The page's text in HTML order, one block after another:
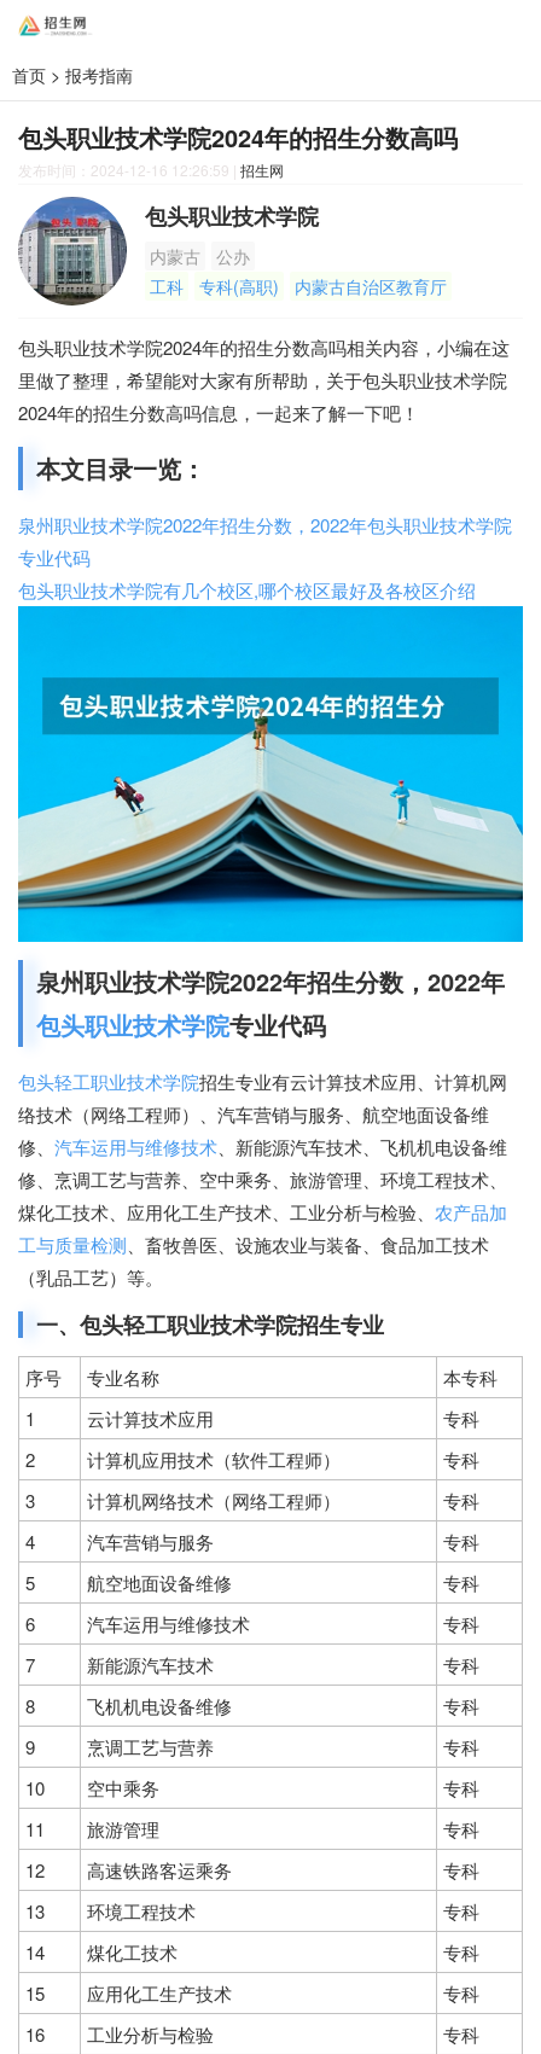
首页 > 报考指南
包头职业技术学院2024年的招生分数高吗
发布时间：2024-12-16 12:26:59 | 招生网
包头职业技术学院
内蒙古
公办
工科
专科(高职) 内蒙古自治区教育厅
包头职业技术学院2024年的招生分数高吗相关内容，小编在这
里做了整理，希望能对大家有所帮助，关于包头职业技术学院
2024年的招生分数高吗信息，一起来了解一下吧！
本文目录一览：
泉州职业技术学院2022年招生分数，2022年包头职业技术学院
专业代码
包头职业技术学院有几个校区,哪个校区最好及各校区介绍
泉州职业技术学院2022年招生分数，2022年
包头职业技术学院专业代码
包头轻工职业技术学院招生专业有云计算技术应用、计算机网
络技术（网络工程师）、汽车营销与服务、航空地面设备维
修、 汽车运用与维修技术、新能源汽车技术、飞机机电设备维
修、烹调工艺与营养、空中乘务、旅游管理、环境工程技术、
煤化工技术、应用化工生产技术、工业分析与检验、 农产品加
工与质量检测、畜牧兽医、设施农业与装备、食品加工技术
（乳品工艺）等。
一、包头轻工职业技术学院招生专业
序号 专业名称
本专科
1
云计算技术应用
专科
2
计算机应用技术（软件工程师）
专科
3
计算机网络技术（网络工程师）
专科
4
汽车营销与服务
专科
5
航空地面设备维修
专科
6
汽车运用与维修技术
专科
7
新能源汽车技术
专科
8
飞机机电设备维修
专科
9
烹调工艺与营养
专科
10
空中乘务
专科
11
旅游管理
专科
12
高速铁路客运乘务
专科
13
环境工程技术
专科
14
煤化工技术
专科
15
应用化工生产技术
专科
16
工业分析与检验
专科